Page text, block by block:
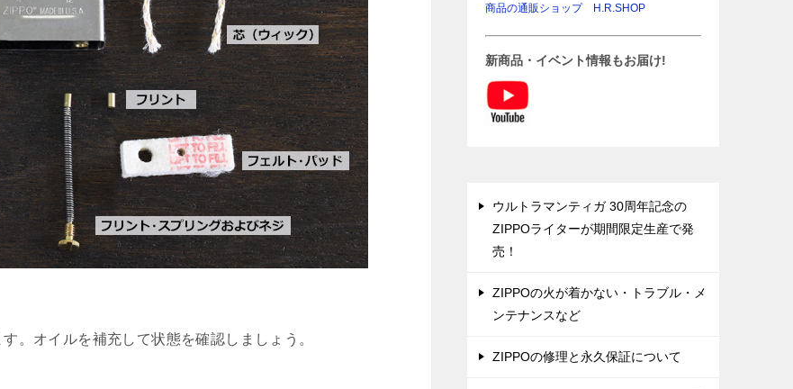
。オイルを補充して状態を確認しましょう。
商品の通販ショップ H.R.SHOP
新商品・イベント情報もお届け!
ウルトラマンティガ 30周年記念の
ZIPPOライターが期間限定生産で発
売！
ZIPPOの火が着かない・トラブル・メ
ンテナンスなど
ZIPPOの修理と永久保証について